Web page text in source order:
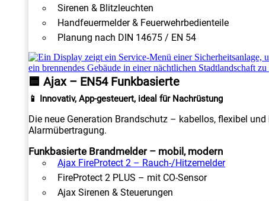
Sirenen & Blitzleuchten
Handfeuermelder & Feuerwehrbedienteile
Planung nach DIN 14675 / EN 54
🟦 Ajax – EN54 Funkbasierte
📱 Innovativ, App-gesteuert, ideal für Nachrüstung
Die neue Generation Brandschutz – kabellos, flexibel
Alarmübertragung.
Funkbasierte Brandmelder – mobil, modern
Ajax FireProtect 2 – Rauch-/Hitzemelder
FireProtect 2 PLUS – mit CO-Sensor
Ajax Sirenen & Steuerungen